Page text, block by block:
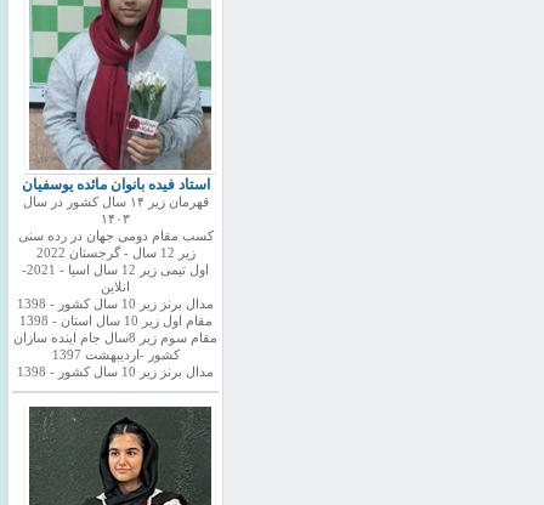
استاد فیده بانوان مائده یوسفیان
قهرمان زیر ۱۴ سال کشور در سال
۱۴۰۳
کسب مقام دومی جهان در رده سنی
زیر 12 سال - گرجستان 2022
اول تیمی زیر 12 سال اسیا - 2021-
انلاین
مدال برنز زیر 10 سال کشور - 1398
مقام اول زیر 10 سال استان - 1398
مقام سوم زیر 8سال جام اینده سازان
کشور -اردیبهشت 1397
مدال برنز زیر 10 سال کشور - 1398